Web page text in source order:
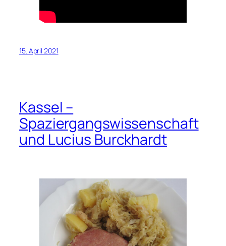
15. April 2021
Kassel –
Spaziergangswissenschaft
und Lucius Burckhardt